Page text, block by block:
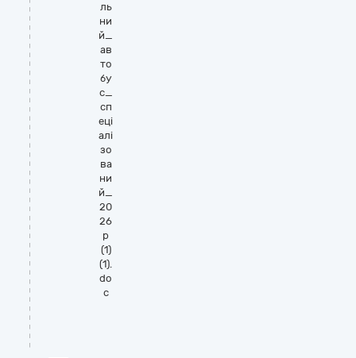
ль
ни
й_
ав
то
бу
с_
сп
еці
алі
зо
ва
ни
й_
20
26
р
(1)
(1).
do
c